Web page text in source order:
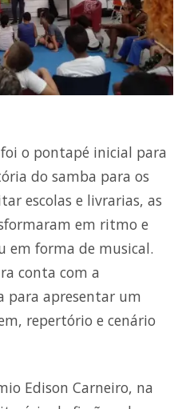
o pontapé inicial para
do samba para os
escolas e livrarias, as
em ritmo e
em forma de musical.
conta com a
para apresentar um
repertório e cenário
Edison Carneiro, na